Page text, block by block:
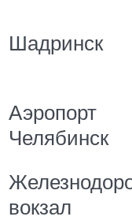
Шадринск
Аэропорт
Челябинск
вокзал